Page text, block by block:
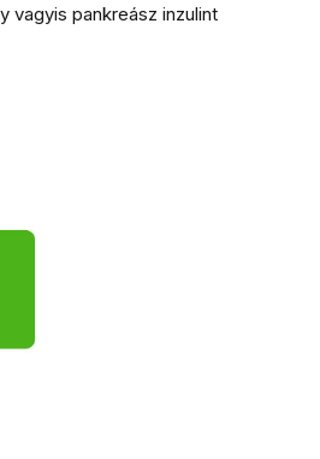
vagyis pankreász inzulint